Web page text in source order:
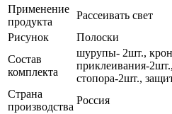
Применение
продукта
Рассеивать свет
Рисунок
Полоски
Состав
комплекта
шурупы- 2шт.,
приклеивания-
стопора-2шт.,
Страна
производства
Россия